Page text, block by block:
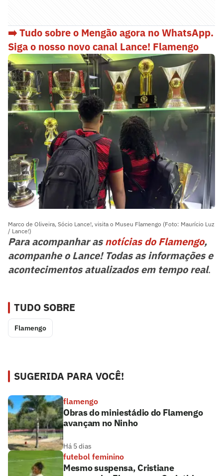
➡️ Tudo sobre o Mengão agora no WhatsApp.
Siga o nosso novo canal Lance! Flamengo
Marco de Oliveira, Sócio Lance!, visita o Museu Flamengo (Foto: Maurício Luz
/ Lance!)
Para acompanhar asnotícias do Flamengo,
acompanhe o Lance! Todas as informações e
acontecimentos atualizados em tempo real.
TUDO SOBRE
Flamengo
SUGERIDA PARA VOCÊ!
flamengo
Obras do miniestádio do Flamengo
avançam no Ninho
Há 5 dias
futebol feminino
Mesmo suspensa, Cristiane